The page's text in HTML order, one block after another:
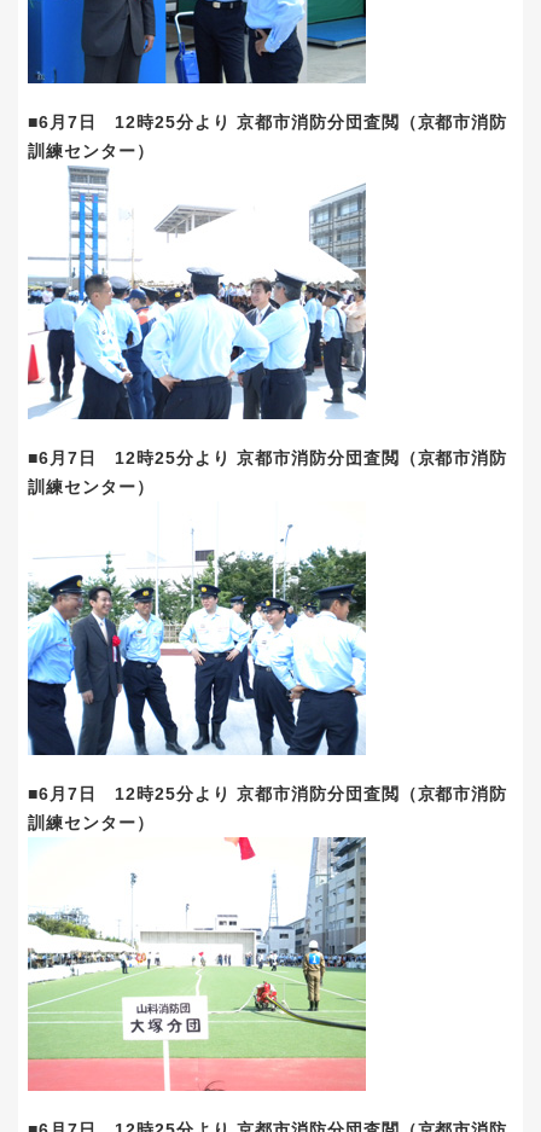
■6月7日 12時25分より 京都市消防分団査閲（京都市消防
訓練センター）
■6月7日 12時25分より 京都市消防分団査閲（京都市消防
訓練センター）
■6月7日 12時25分より 京都市消防分団査閲（京都市消防
訓練センター）